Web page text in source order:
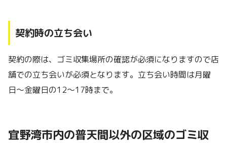
契約時の立ち会い
契約の際は、ゴミ収集場所の確認が必須になりますので店
舗での立ち会いが必須となります。立ち会い時間は月曜
日〜金曜日の12〜17時まで。
宜野湾市内の普天間以外の区域のゴミ収